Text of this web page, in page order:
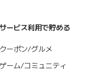
サービス利用で貯める
クーポン/グルメ
ゲーム/コミュニティ